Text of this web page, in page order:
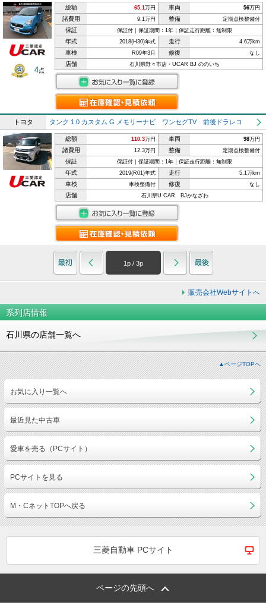
4点
総額 65.1万円 車両 56万円
諸費用 9.1万円 整備 定期点検整備付
保証 保証付｜保証期間：1年｜保証走行距離：無制限
年式 2018(H30)年式 走行 4.6万km
車検 R09年3月 修復 なし
店舗 石川県野々市店・UCAR BJ ののいち
トヨタ タンク 1.0 カスタム G メモリーナビ ワンセグTV 前後ドラレコ
総額 110.3万円 車両 98万円
諸費用 12.3万円 整備 定期点検整備付
保証 保証付｜保証期間：1年｜保証走行距離：無制限
年式 2019(R01)年式 走行 5.1万km
車検 車検整備付 修復 なし
店舗 石川県U CAR BJかなざわ
1p / 3p
販売会社Webサイトへ
系列店情報
石川県の店舗一覧へ
▲ページTOPへ
お気に入り一覧へ
最近見た中古車
愛車を売る（PCサイト）
PCサイトを見る
M・CネットTOPへ戻る
三菱自動車 PCサイト
ページの先頭へ